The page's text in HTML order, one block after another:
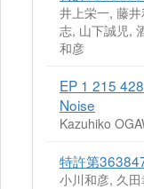
井上栄一, 藤
志, 山下誠児,
和彦
EP 1 215
Noise
Kazuhiko
特許第
小川和彦, 久田